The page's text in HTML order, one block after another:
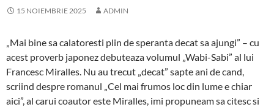
15 NOIEMBRIE 2025 ADMIN
„Mai bine sa calatoresti plin de speranta decat sa ajungi” – cu
acest proverb japonez debuteaza volumul „Wabi-Sabi” al lui
Francesc Miralles. Nu au trecut „decat” sapte ani de cand,
scriind despre romanul „Cel mai frumos loc din lume e chiar
aici”, al carui coautor este Miralles, imi propuneam sa citesc si